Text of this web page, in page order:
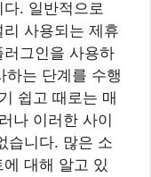
. 일반적으로
사용되는 제휴
그인을 사용하
는 단계를 수행
쉽고 때로는 매
나 이러한 사이
습니다. 많은 소
대해 알고 있